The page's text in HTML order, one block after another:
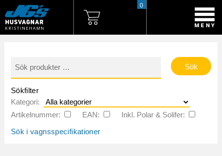
0
efter:
Sökfilter
Kategori:
Artikelnummer:
EAN:
Inkl. Polar & Solifer:
Sök i vagnsspecifikationer